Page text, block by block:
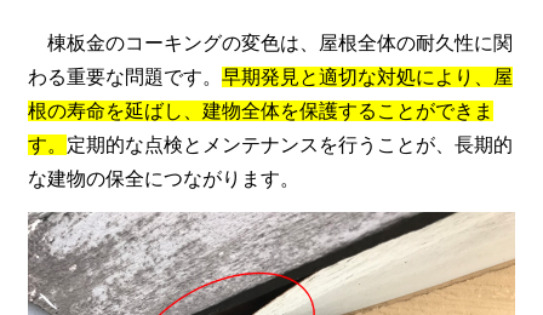
棟板金のコーキングの変色は、屋根全体の耐久性に関
わる重要な問題です。 早期発見と適切な対処により、屋
根の寿命を延ばし、建物全体を保護することができま
す。 定期的な点検とメンテナンスを行うことが、長期的
な建物の保全につながります。